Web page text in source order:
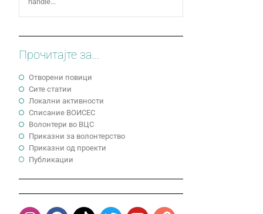
Прочитајте за...
Отворени повици
Сите статии
Локални активности
Cписание ВОИСЕС
Волонтери во ВЦС
Приказни за волонтерство
Приказни од проекти
Публикации